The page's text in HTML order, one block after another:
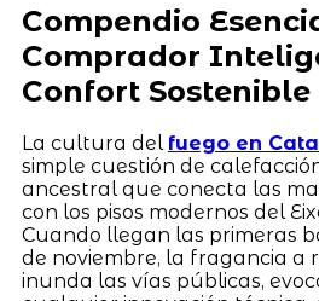
Compendio
Comprador
Confort
La cultura del fuego en
simple cuestión de
ancestral que conecta las
con los pisos modernos del
Cuando llegan las primeras
de noviembre, la fragancia a
inunda las vías públicas,